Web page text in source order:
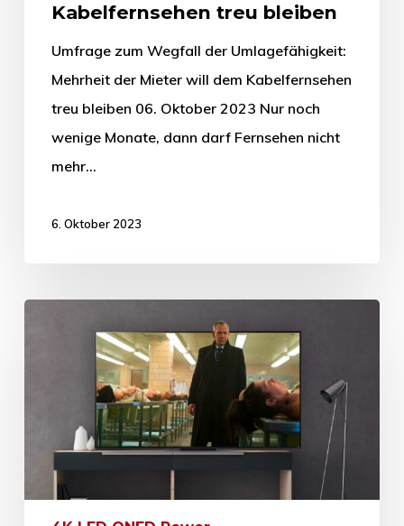
Kabelfernsehen treu bleiben
Umfrage zum Wegfall der Umlagefähigkeit:
Mehrheit der Mieter will dem Kabelfernsehen
treu bleiben 06. Oktober 2023 Nur noch
wenige Monate, dann darf Fernsehen nicht
mehr…
6. Oktober 2023